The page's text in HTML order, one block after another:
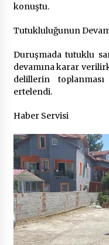
konuştu.
Tutukluluğunun
Duruşmada tutuklu
devamına karar
delillerin
ertelendi.
Haber Servisi